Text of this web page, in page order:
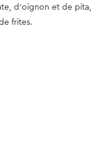
d’oignon et de pita,
frites.